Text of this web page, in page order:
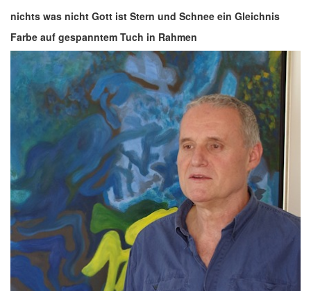
nichts was nicht Gott ist Stern und Schnee ein Gleichnis
Farbe auf gespanntem Tuch in Rahmen